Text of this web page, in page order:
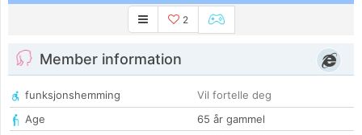
2
Member information
funksjonshemming
Vil fortelle deg
Age
65 år gammel